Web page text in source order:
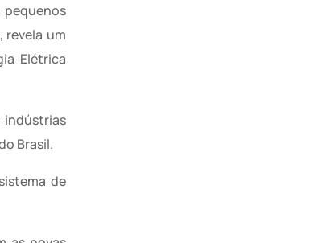
revela um
Elétrica
indústrias
Brasil.
de